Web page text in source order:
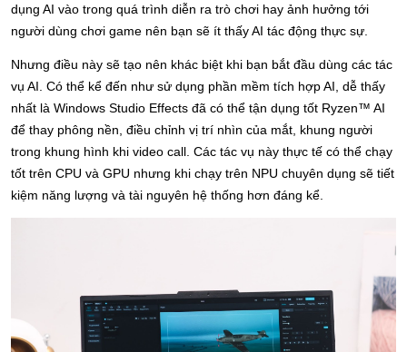
dụng AI vào trong quá trình diễn ra trò chơi hay ảnh hưởng tới
người dùng chơi game nên bạn sẽ ít thấy AI tác động thực sự.
Nhưng điều này sẽ tạo nên khác biệt khi bạn bắt đầu dùng các tác
vụ AI. Có thể kể đến như sử dụng phần mềm tích hợp AI, dễ thấy
nhất là Windows Studio Effects đã có thể tận dụng tốt Ryzen™️ AI
để thay phông nền, điều chỉnh vị trí nhìn của mắt, khung người
trong khung hình khi video call. Các tác vụ này thực tế có thể chạy
tốt trên CPU và GPU nhưng khi chạy trên NPU chuyên dụng sẽ tiết
kiệm năng lượng và tài nguyên hệ thống hơn đáng kể.